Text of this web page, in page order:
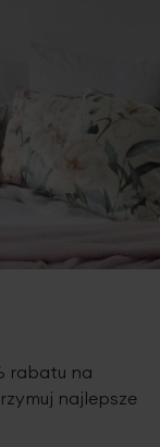
oraz kołków,
czy sufitu.
Istnieje taka
dodaj je
, dzięki któremu
praniem.
o
rabatu na
najlepsze